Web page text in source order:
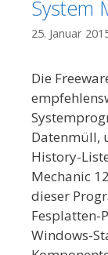
System
25. Januar
Die
Datenmüll,
History-
Mechanic
dieser
Fesplatten-
Windows-